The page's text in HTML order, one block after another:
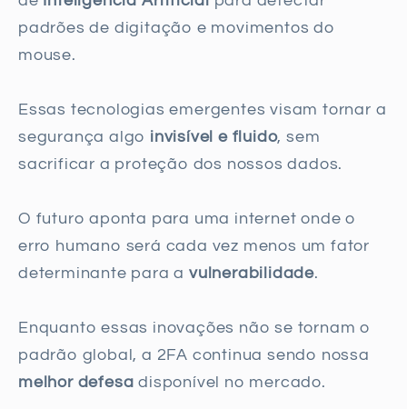
padrões de digitação e movimentos do
mouse.
Essas tecnologias emergentes visam tornar a
segurança algo invisível e fluido, sem
sacrificar a proteção dos nossos dados.
O futuro aponta para uma internet onde o
erro humano será cada vez menos um fator
determinante para avulnerabilidade.
Enquanto essas inovações não se tornam o
padrão global, a 2FA continua sendo nossa
melhor defesa disponível no mercado.